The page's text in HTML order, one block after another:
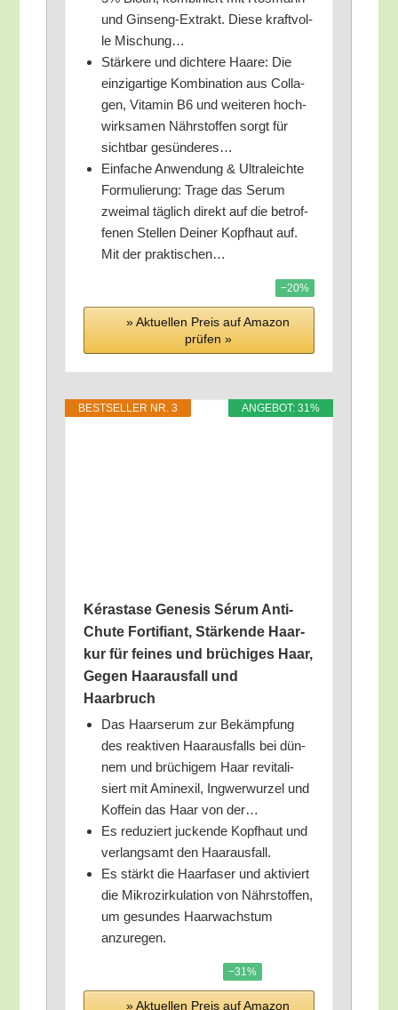
und Gin­seng-Extrakt. Die­se kraft­vol­
le Mischung…
Stär­ke­re und dich­te­re Haa­re: Die
ein­zig­ar­ti­ge Kom­bi­na­ti­on aus Col­la­
gen, Vit­amin B6 und wei­te­ren hoch­
wirk­sa­men Nähr­stof­fen sorgt für
sicht­bar gesünderes…
Ein­fa­che Anwen­dung & Ultra­leich­te
For­mu­lie­rung: Tra­ge das Serum
zwei­mal täg­lich direkt auf die betrof­
fe­nen Stel­len Dei­ner Kopf­haut auf.
Mit der praktischen…
−20%
» Aktu­el­len Preis auf Ama­zon
prü­fen »
ANGE­BOT: 31%
BEST­SEL­LER NR. 3
Kéra­sta­se Gene­sis Sérum Anti-
Chu­te For­ti­fi­ant, Stär­ken­de Haar­
kur für fei­nes und brü­chi­ges Haar,
Gegen Haar­aus­fall und
Haarbruch
Das Haar­se­rum zur Bekämp­fung
des reak­ti­ven Haar­aus­falls bei dün­
nem und brü­chi­gem Haar revi­ta­li­
siert mit Amin­exil, Ing­wer­wur­zel und
Kof­fe­in das Haar von der…
Es redu­ziert jucken­de Kopf­haut und
ver­lang­samt den Haarausfall.
Es stärkt die Haar­fa­ser und akti­viert
die Mikro­zir­ku­la­ti­on von Nähr­stof­fen,
um gesun­des Haar­wachs­tum
anzuregen.
−31%
» Aktu­el­len Preis auf Ama­zon